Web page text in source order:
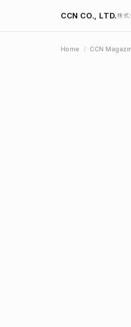
CCN CO., LTD.株式
Home / CCN